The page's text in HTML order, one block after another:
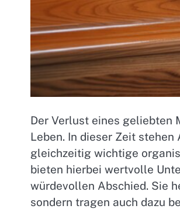
Der Verlust eines geliebten
Leben. In dieser Zeit
gleichzeitig wichtige
bieten hierbei wertvolle
würdevollen Abschied. Sie
sondern tragen auch dazu